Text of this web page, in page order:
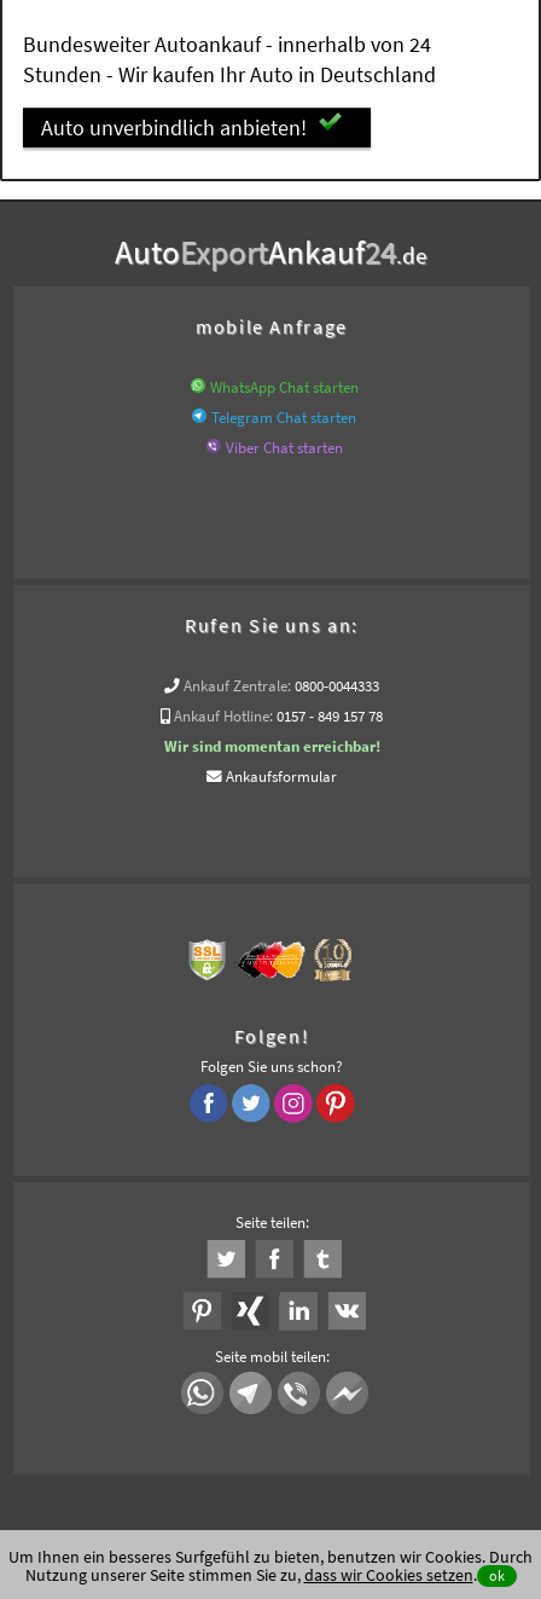
Bundesweiter Autoankauf - innerhalb von 24
Stunden - Wir kaufen Ihr Auto in Deutschland
Auto unverbindlich anbieten!
AutoExportAnkauf24.de
mobile Anfrage
WhatsApp Chat starten
Telegram Chat starten
Viber Chat starten
Rufen Sie uns an:
Ankauf Zentrale: 0800-0044333
Ankauf Hotline: 0157 - 849 157 78
Wir sind momentan erreichbar!
Ankaufsformular
Folgen!
Folgen Sie uns schon?
Seite teilen:
Seite mobil teilen:
Um Ihnen ein besseres Surfgefühl zu bieten, benutzen wir Cookies. Durch
Nutzung unserer Seite stimmen Sie zu,dass wir Cookies setzen. ok